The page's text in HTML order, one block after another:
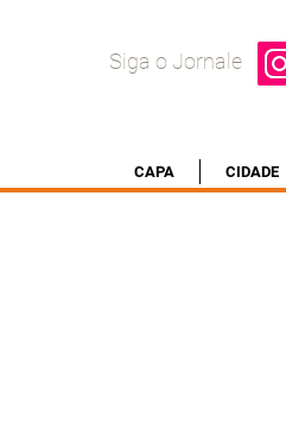
Siga o Jornale
CAPA CIDADE